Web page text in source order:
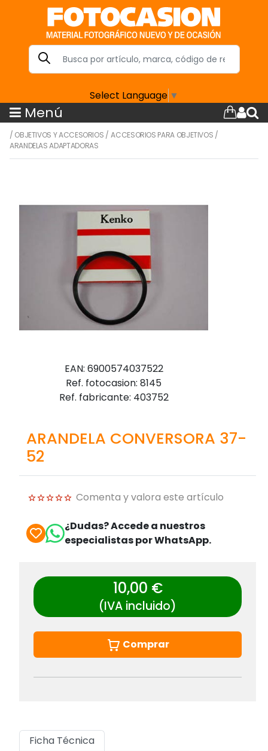
Select Language ▼
Menú
/ OBJETIVOS Y ACCESORIOS /ACCESORIOS PARA OBJETIVOS /
ARANDELAS ADAPTADORAS
EAN: 6900574037522
Ref. fotocasion: 8145
Ref. fabricante: 403752
ARANDELA CONVERSORA 37-
52
Comenta y valora este artículo
¿Dudas? Accede a nuestros
especialistas por WhatsApp.
10,00 €
(IVA incluido)
Comprar
Ficha Técnica